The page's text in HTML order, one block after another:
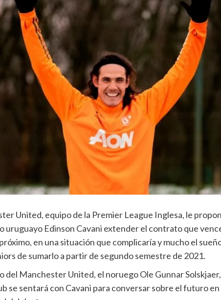
United, equipo de la Premier League Inglesa, le
uruguayo Edinson Cavani extender el contrato que
en una situación que complicaría y mucho el
de sumarlo a partir de segundo semestre de 2021.
del Manchester United, el noruego Ole Gunnar
se sentará con Cavani para conversar sobre el futuro en